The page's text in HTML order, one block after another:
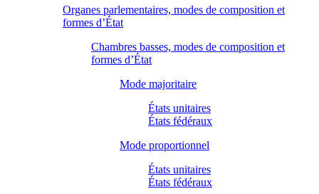
Organes parlementaires, modes de composition et
formes d’État
Chambres basses, modes de composition et
formes d’État
Mode majoritaire
États unitaires
États fédéraux
Mode proportionnel
États unitaires
États fédéraux